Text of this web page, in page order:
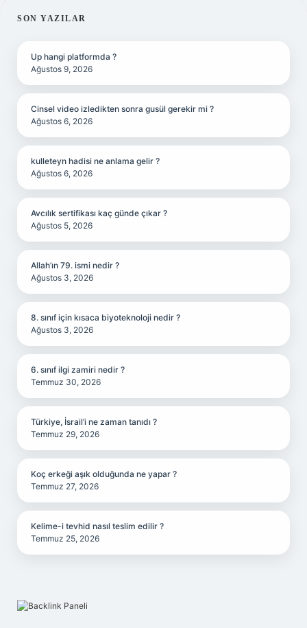
SIDEBAR
SON YAZILAR
Up hangi platformda ?
Ağustos 9, 2026
Cinsel video izledikten sonra gusül gerekir mi ?
Ağustos 6, 2026
kulleteyn hadisi ne anlama gelir ?
Ağustos 6, 2026
Avcılık sertifikası kaç günde çıkar ?
Ağustos 5, 2026
Allah’ın 79. ismi nedir ?
Ağustos 3, 2026
8. sınıf için kısaca biyoteknoloji nedir ?
Ağustos 3, 2026
6. sınıf ilgi zamiri nedir ?
Temmuz 30, 2026
Türkiye, İsrail’i ne zaman tanıdı ?
Temmuz 29, 2026
Koç erkeği aşık olduğunda ne yapar ?
Temmuz 27, 2026
Kelime-i tevhid nasıl teslim edilir ?
Temmuz 25, 2026